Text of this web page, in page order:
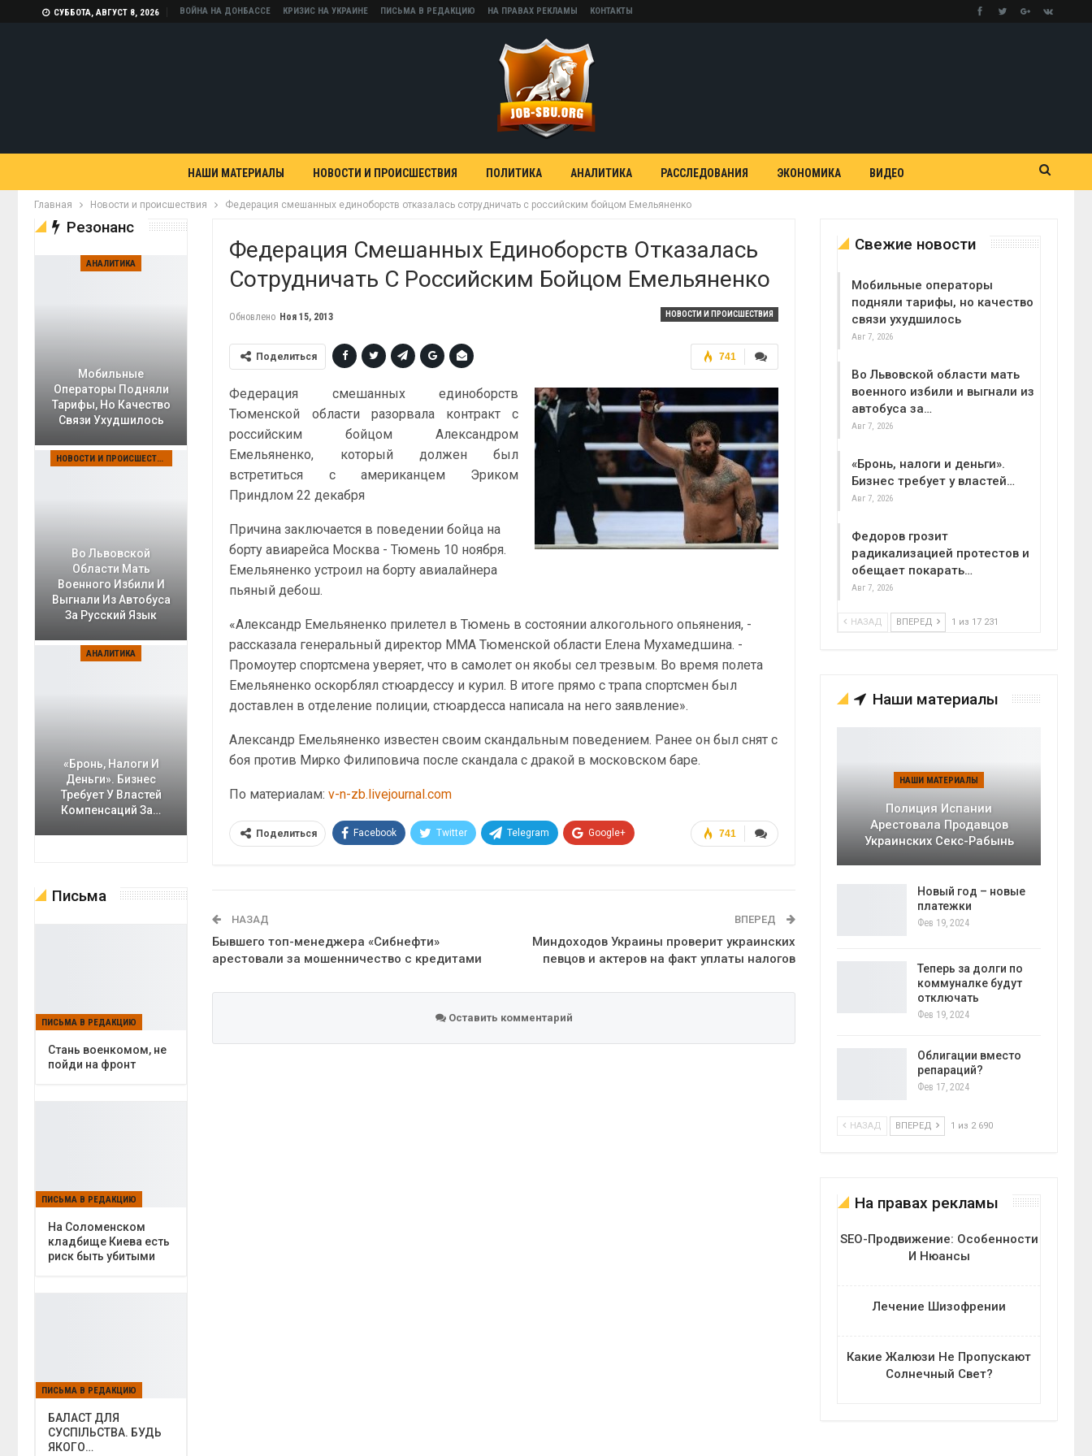
СУББОТА, АВГУСТ 8, 2026 ВОЙНА НА ДОНБАССЕ КРИЗИС НА УКРАИНЕ ПИСЬМА В РЕДАКЦИЮ НА ПРАВАХ РЕКЛАМЫ КОНТАКТЫ
НАШИ МАТЕРИАЛЫ НОВОСТИ И ПРОИСШЕСТВИЯ ПОЛИТИКА АНАЛИТИКА РАССЛЕДОВАНИЯ ЭКОНОМИКА ВИДЕО
Главная Новости и происшествия Федерация смешанных единоборств отказалась сотрудничать с российским бойцом Емельяненко
Федерация Смешанных Единоборств Отказалась
Сотрудничать С Российским Бойцом Емельяненко
НОВОСТИ И ПРОИСШЕСТВИЯ
Обновлено Ноя 15, 2013
741
Поделиться
Федерация смешанных единоборств
Тюменской области разорвала контракт с
российским бойцом Александром
Емельяненко, который должен был
встретиться с американцем Эриком
Приндлом 22 декабря
Причина заключается в поведении бойца на
борту авиарейса Москва - Тюмень 10 ноября.
Емельяненко устроил на борту авиалайнера
пьяный дебош.
«Александр Емельяненко прилетел в Тюмень в состоянии алкогольного опьянения, -
рассказала генеральный директор ММА Тюменской области Елена Мухамедшина. -
Промоутер спортсмена уверяет, что в самолет он якобы сел трезвым. Во время полета
Емельяненко оскорблял стюардессу и курил. В итоге прямо с трапа спортсмен был
доставлен в отделение полиции, стюардесса написала на него заявление».
Александр Емельяненко известен своим скандальным поведением. Ранее он был снят с
боя против Мирко Филиповича после скандала с дракой в московском баре.
По материалам:v-n-zb.livejournal.com
741
Поделиться Facebook Twitter Telegram Google+
НАЗАД
Бывшего топ-менеджера «Сибнефти»
арестовали за мошенничество с кредитами
ВПЕРЕД
Миндоходов Украины проверит украинских
певцов и актеров на факт уплаты налогов
Оставить комментарий
Свежие новости
Мобильные операторы
подняли тарифы, но качество
связи ухудшилось
Авг 7, 2026
Во Львовской области мать
военного избили и выгнали из
автобуса за…
Авг 7, 2026
«Бронь, налоги и деньги».
Бизнес требует у властей…
Авг 7, 2026
Федоров грозит
радикализацией протестов и
обещает покарать…
Авг 7, 2026
НАЗАД ВПЕРЕД 1 из 17 231
Наши материалы
НАШИ МАТЕРИАЛЫ
Полиция Испании
Арестовала Продавцов
Украинских Секс-Рабынь
Новый год – новые
платежки
Фев 19, 2024
Теперь за долги по
коммуналке будут
отключать
Фев 19, 2024
Облигации вместо
репараций?
Фев 17, 2024
НАЗАД ВПЕРЕД 1 из 2 690
На правах рекламы
SEO-Продвижение: Особенности
И Нюансы
Лечение Шизофрении
Какие Жалюзи Не Пропускают
Солнечный Свет?
Резонанс
АНАЛИТИКА
Мобильные
Операторы Подняли
Тарифы, Но Качество
Связи Ухудшилось
НОВОСТИ И ПРОИСШЕСТВИЯ
Во Львовской
Области Мать
Военного Избили И
Выгнали Из Автобуса
За Русский Язык
АНАЛИТИКА
«Бронь, Налоги И
Деньги». Бизнес
Требует У Властей
Компенсаций За…
Письма
ПИСЬМА В РЕДАКЦИЮ
Cтань военкомом, не
пойди на фронт
ПИСЬМА В РЕДАКЦИЮ
На Соломенском
кладбище Киева есть
риск быть убитыми
ПИСЬМА В РЕДАКЦИЮ
БАЛАСТ ДЛЯ
СУСПІЛЬСТВА. БУДЬ
ЯКОГО…